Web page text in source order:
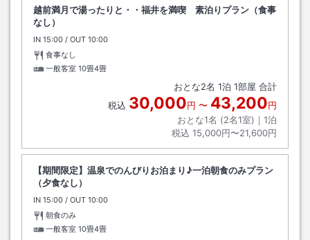
越前満月で湯ったりと・・福井を満喫 素泊りプラン（食事
なし）
IN チェックイン
15:00 / OUT チェックアウト
10:00
食事なし
一般客室 10畳4畳
おとな2名 1泊 1部屋 合計
税込 30,000円 〜 43,200円
おとな1名 (2名1室)｜ 1泊
税込 15,000円〜21,600円
【期間限定】温泉でのんびりお泊まり♪一泊朝食のみプラン
（夕食なし）
IN チェックイン
15:00 / OUT チェックアウト
10:00
朝食のみ
一般客室 10畳4畳